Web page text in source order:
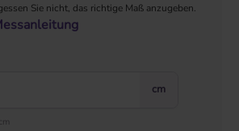
Sie nicht, das richtige Maß anzugeben.
cm